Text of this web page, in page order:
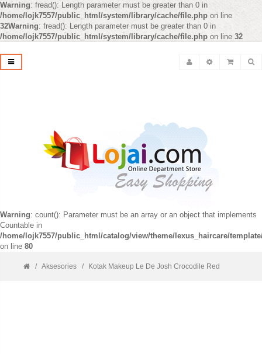
Warning: fread(): Length parameter must be greater than 0 in
/home/lojk7557/public_html/system/library/cache/file.php on line
32Warning: fread(): Length parameter must be greater than 0 in
/home/lojk7557/public_html/system/library/cache/file.php on line 32
Warning: count(): Parameter must be an array or an object that implements
Countable in
/home/lojk7557/public_html/catalog/view/theme/lexus_haircare/
on line 80
Aksesories Kotak Makeup Le De Josh Crocodile Red